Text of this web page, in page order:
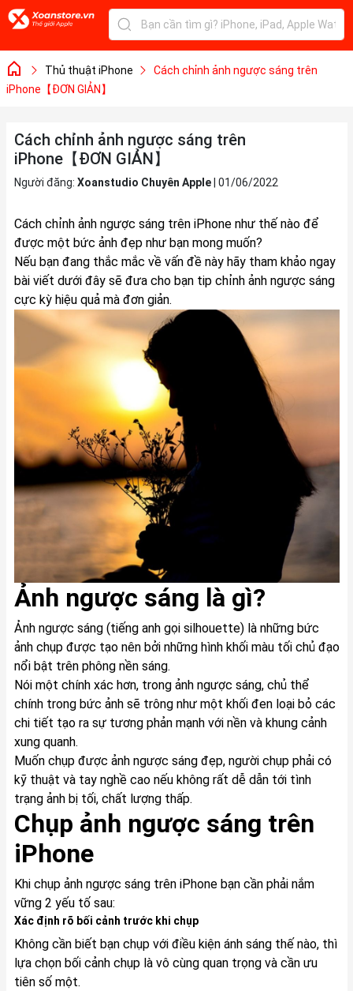
Thủ thuật iPhone
Cách chỉnh ảnh ngược sáng trên
iPhone【ĐƠN GIẢN】
Cách chỉnh ảnh ngược sáng trên
iPhone【ĐƠN GIẢN】
Người đăng: Xoanstudio Chuyên Apple| 01/06/2022
Cách chỉnh ảnh ngược sáng trên iPhone như thế nào để
được một bức ảnh đẹp như bạn mong muốn?
Nếu bạn đang thắc mắc về vấn đề này hãy tham khảo ngay
bài viết dưới đây sẽ đưa cho bạn tip chỉnh ảnh ngược sáng
cực kỳ hiệu quả mà đơn giản.
Ảnh ngược sáng là gì?
Ảnh ngược sáng (tiếng anh gọi silhouette) là những bức
ảnh chụp được tạo nên bởi những hình khối màu tối chủ đạo
nổi bật trên phông nền sáng.
Nói một chính xác hơn, trong ảnh ngược sáng, chủ thể
chính trong bức ảnh sẽ trông như một khối đen loại bỏ các
chi tiết tạo ra sự tương phản mạnh với nền và khung cảnh
xung quanh.
Muốn chụp được ảnh ngược sáng đẹp, người chụp phải có
kỹ thuật và tay nghề cao nếu không rất dễ dẫn tới tình
trạng ảnh bị tối, chất lượng thấp.
Chụp ảnh ngược sáng trên
iPhone
Khi chụp ảnh ngược sáng trên iPhonebạn cần phải nắm
vững 2 yếu tố sau:
Xác định rõ bối cảnh trước khi chụp
Không cần biết bạn chụp với điều kiện ánh sáng thế nào, thì
lựa chọn bối cảnh chụp là vô cùng quan trọng và cần ưu
tiên số một.